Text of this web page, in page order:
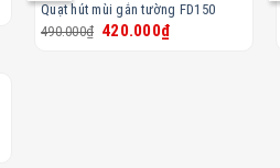
Quạt hút mùi gắn tường FD150
490.000₫ Giá
420.000₫Giá